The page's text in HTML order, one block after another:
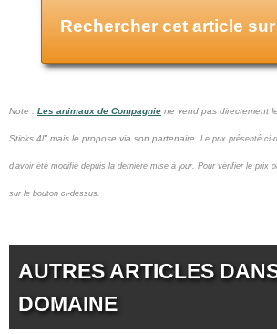
Rechercher cet article
Note : Les animaux de Compagnie ne vend pas directement
Sticks 4l" mais le propose via son partenaire. Le prix présenté ci-
d'avoir été modifié depuis la dernière mise à jour. Pour vérifier le prix
sur le bouton ci-dessus.
AUTRES ARTICLES
DOMAINE